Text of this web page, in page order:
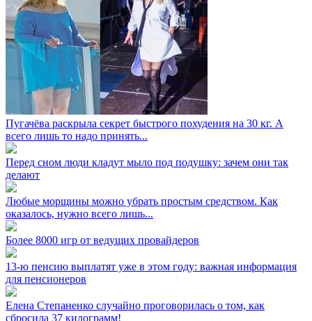
Пугачёва раскрыла секрет быстрого похудения на 30 кг. А
всего лишь то надо принять...
Перед сном люди кладут мыло под подушку: зачем они так
делают
Любые морщины можно убрать простым средством. Как
оказалось, нужно всего лишь...
Более 8000 игр от ведущих провайдеров
13-ю пенсию выплатят уже в этом году: важная информация
для пенсионеров
Елена Степаненко случайно проговорилась о том, как
сбросила 37 килограмм!